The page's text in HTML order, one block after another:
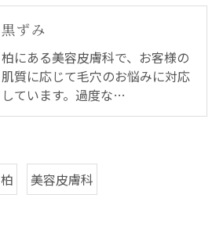
黒ずみ
柏にある美容皮膚科で、お客様の
肌質に応じて毛穴のお悩みに対応
しています。過度な…
柏 美容皮膚科